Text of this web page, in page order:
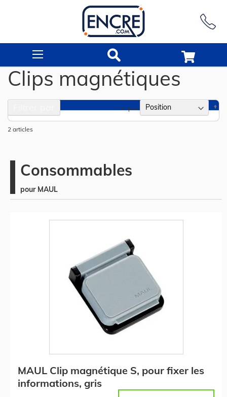
Clips magnétiques
2 articles
Trier par
Consommables
pour MAUL
MAUL Clip magnétique S, pour fixer les
informations, gris